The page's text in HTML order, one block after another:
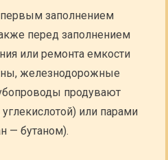
заполнением
перед заполнением
или ремонта емкости
железнодорожные
продувают
или парами
— бутаном).